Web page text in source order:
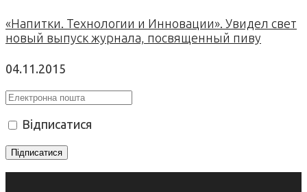
«Напитки. Технологии и Инновации». Увидел свет
новый выпуск журнала, посвященный пиву
04.11.2015
Відписатися